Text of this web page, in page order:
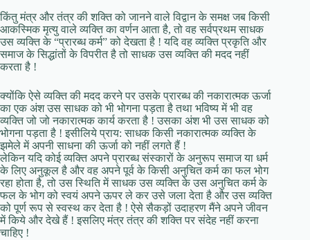
किंतु मंत्र और तंत्र की शक्ति को जानने वाले विद्वान के समक्ष जब किसी
आकस्मिक मृत्यु वाले व्यक्ति का वर्णन आता है, तो वह सर्वप्रथम साधक
उस व्यक्ति के “प्रारब्ध कर्म” को देखता है ! यदि वह व्यक्ति प्रकृति और
समाज के सिद्धांतों के विपरीत है तो साधक उस व्यक्ति की मदद नहीं
करता है !
क्योंकि ऐसे व्यक्ति की मदद करने पर उसके प्रारब्ध की नकारात्मक ऊर्जा
का एक अंश उस साधक को भी भोगना पड़ता है तथा भविष्य में भी वह
व्यक्ति जो जो नकारात्मक कार्य करता है ! उसका अंश भी उस साधक को
भोगना पड़ता है ! इसीलिये प्राय: साधक किसी नकारात्मक व्यक्ति के
झमेले में अपनी साधना की ऊर्जा को नहीं लगते हैं !
लेकिन यदि कोई व्यक्ति अपने प्रारब्ध संस्कारों के अनुरूप समाज या धर्म
के लिए अनुकूल है और वह अपने पूर्व के किसी अनुचित कर्म का फल भोग
रहा होता है, तो उस स्थिति में साधक उस व्यक्ति के उस अनुचित कर्म के
फल के भोग को स्वयं अपने ऊपर ले कर उसे जला देता है और उस व्यक्ति
को पूर्ण रूप से स्वस्थ कर देता है ! ऐसे सैकड़ों उदाहरण मैंने अपने जीवन
में किये और देखे हैं ! इसलिए मंत्र तंत्र की शक्ति पर संदेह नहीं करना
चाहिए !